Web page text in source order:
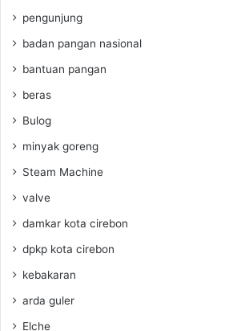
pengunjung
badan pangan nasional
bantuan pangan
beras
Bulog
minyak goreng
Steam Machine
valve
damkar kota cirebon
dpkp kota cirebon
kebakaran
arda guler
Elche